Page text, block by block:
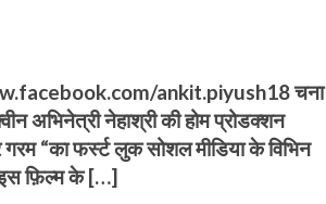
का मिल रहा भरपूर प्यार
ankit.piyush18 चना
अभिनेत्री नेहाश्री की होम प्रोडक्शन
“का फर्स्ट लुक सोशल मीडिया के विभिन
इस फ़िल्म के […]